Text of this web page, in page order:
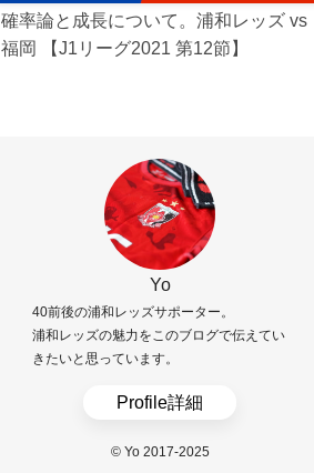
確率論と成長について。浦和レッズ vs
福岡 【J1リーグ2021 第12節】
Yo
40前後の浦和レッズサポーター。
浦和レッズの魅力をこのブログで伝えてい
きたいと思っています。
Profile詳細
© Yo 2017-2025